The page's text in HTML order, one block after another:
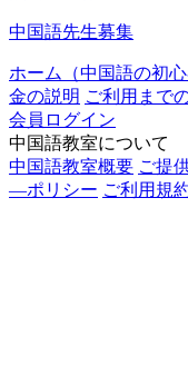
中国語先生募集
ホーム（中国語の初心
金の説明 ご利用まで
会員ログイン
中国語教室について
中国語教室概要 ご提
―ポリシー ご利用規